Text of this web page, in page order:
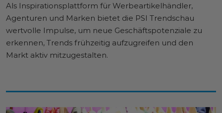
Als Inspirationsplattform für Werbeartikelhändler,
Agenturen und Marken bietet die PSI Trendschau
wertvolle Impulse, um neue Geschäftspotenziale zu
erkennen, Trends frühzeitig aufzugreifen und den
Markt aktiv mitzugestalten.